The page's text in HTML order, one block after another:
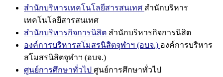
สำนักบริหารเทคโนโลยีสารสนเทศ สำนักบริหาร
เทคโนโลยีสารสนเทศ
สำนักบริหารกิจการนิสิต สำนักบริหารกิจการนิสิต
องค์การบริหารสโมสรนิสิตจุฬาฯ (อบจ.) องค์การบริหาร
สโมสรนิสิตจุฬาฯ (อบจ.)
ศูนย์การศึกษาทั่วไป ศูนย์การศึกษาทั่วไป